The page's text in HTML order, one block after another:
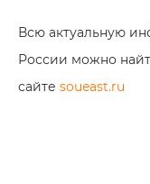
Всю актуальную
России можно
сайте soueast.ru